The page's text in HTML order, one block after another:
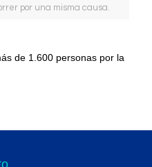
por una misma causa.
de 1.600 personas por la